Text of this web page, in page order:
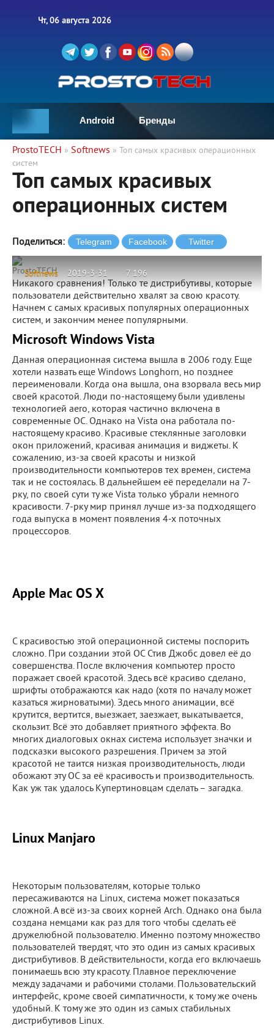
Чт, 06 августа 2026
Android Бренды
ProstoTECH » Softnews » Топ самых красивых операционных
систем
Топ самых красивых
операционных систем
Поделиться:
Softnews 2019-3-31 7 196
ProstoTECH
Никакого сравнения! Только те дистрибутивы, которые
пользователи действительно хвалят за свою красоту.
Начнем с самых красивых популярных операционных
систем, и закончим менее популярными.
Microsoft Windows Vista
Данная операционная система вышла в 2006 году. Еще
хотели назвать еще Windows Longhorn, но позднее
переименовали. Когда она вышла, она взорвала весь мир
своей красотой. Люди по-настоящему были удивлены
технологией aero, которая частично включена в
современные ОС. Однако на Vista она работала по-
настоящему красиво. Красивые стеклянные заголовки
окон приложений, красивая анимация и виджеты. К
сожалению, из-за своей красоты и низкой
производительности компьютеров тех времен, система
так и не состоялась. В дальнейшем её переделали на 7-
рку, по своей сути ту же Vista только убрали немного
красивости. 7-рку мир принял лучше из-за подходящего
года выпуска в момент появления 4-х поточных
процессоров.
Apple Mac OS X
С красивостью этой операционной системы поспорить
сложно. При создании этой ОС Стив Джобс довел её до
совершенства. После включения компьютер просто
поражает своей красотой. Здесь всё красиво сделано,
шрифты отображаются как надо (хотя по началу может
казаться жирноватыми). Здесь много анимации, всё
крутится, вертится, выезжает, заезжает, выкатывается,
скользит. Всё это добавляет приятного эффекта. Во
многих диалоговых окнах система использует значки и
подсказки высокого разрешения. Причем за этой
красотой не таится низкая производительность, люди
обожают эту ОС за её красивость и производительность.
Как уж так удалось Купертиновцам сделать – загадка.
Linux Manjaro
Некоторым пользователям, которые только
пересаживаются на Linux, система может показаться
сложной. А всё из-за своих корней Arch. Однако она была
создана немцами как раз для того чтобы сделать её
дружелюбной пользователю. Именно поэтому множество
пользователей твердят, что это один из самых красивых
дистрибутивов. В действительности, когда его включаешь
понимаешь всю эту красоту. Плавное переключение
между задачами и рабочими столами. Пользовательский
интерфейс, кроме своей симпатичности, к тому же очень
удобный. К тому же это один из самых стабильных
дистрибутивов Linux.